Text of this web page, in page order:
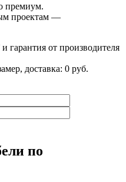
премиум.
проектам —
и гарантия от производителя
доставка: 0 руб.
по